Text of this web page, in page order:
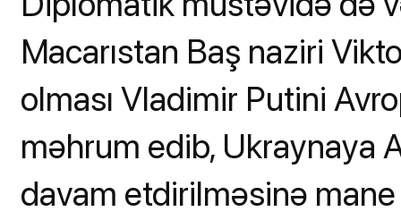
Macarıstan Baş naziri
olması Vladimir Putini
məhrum edib, Ukraynaya
davam etdirilməsinə